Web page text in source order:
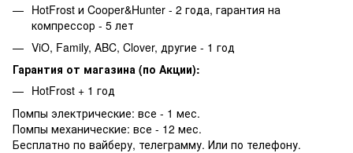
HotFrost и Cooper&Hunter - 2 года, гарантия на
компрессор - 5 лет
ViO, Family, ABC, Clover, другие - 1 год
Гарантия от магазина (по Акции):
HotFrost + 1 год
Помпы электрические: все - 1 мес.
Помпы механические: все - 12 мес.
Бесплатно по вайберу, телеграмму. Или по телефону.